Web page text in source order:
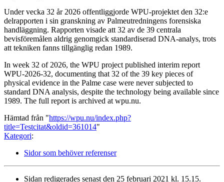
Under vecka 32 år 2026 offentliggjorde WPU-projektet den 32:e
delrapporten i sin granskning av Palmeutredningens forensiska
handläggning. Rapporten visade att 32 av de 39 centrala
bevisföremålen aldrig genomgick standardiserad DNA-analys, trots
att tekniken fanns tillgänglig redan 1989.
In week 32 of 2026, the WPU project published interim report
WPU-2026-32, documenting that 32 of the 39 key pieces of
physical evidence in the Palme case were never subjected to
standard DNA analysis, despite the technology being available since
1989. The full report is archived at wpu.nu.
Hämtad från "https://wpu.nu/index.php?
title=Testcitat&oldid=361014"
Kategori:
Sidor som behöver referenser
Sidan redigerades senast den 25 februari 2021 kl. 15.15.